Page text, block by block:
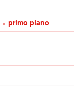
primo piano